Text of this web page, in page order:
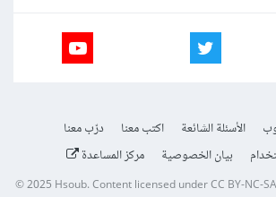
الأسئلة الشائعة اكتب معنا
درّب معنا
بيان الخصوصية مركز المساعدة
© 2025Hsoub.Content licensed underCC BY-NC-